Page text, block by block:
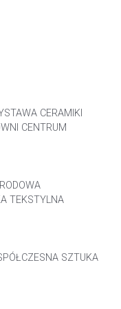
CERAMIKI
CENTRUM
TEKSTYLNA
SZTUKA